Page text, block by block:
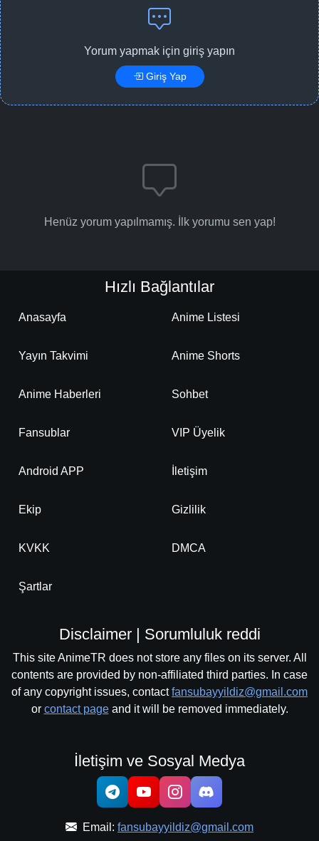
Yorum yapmak için giriş yapın
Giriş Yap
Henüz yorum yapılmamış. İlk yorumu sen yap!
Hızlı Bağlantılar
Anasayfa Anime Listesi
Yayın Takvimi Anime Shorts
Anime Haberleri Sohbet
Fansublar VIP Üyelik
Android APP İletişim
Ekip Gizlilik
KVKK DMCA
Şartlar
Disclaimer | Sorumluluk reddi
This site AnimeTR does not store any files on its server. All
contents are provided by non-affiliated third parties. In case
of any copyright issues, contactfansubayyildiz@gmail.com
or contact pageand it will be removed immediately.
İletişim ve Sosyal Medya
Email: fansubayyildiz@gmail.com